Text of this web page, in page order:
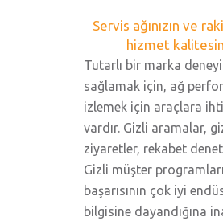
Servis ağınızın ve
hizmet
Tutarlı bir marka
sağlamak için, ağ
izlemek için araçlara
vardır. Gizli aramalar,
ziyaretler, rekabet
Gizli müşter
başarısının çok iyi
bilgisine dayandığına